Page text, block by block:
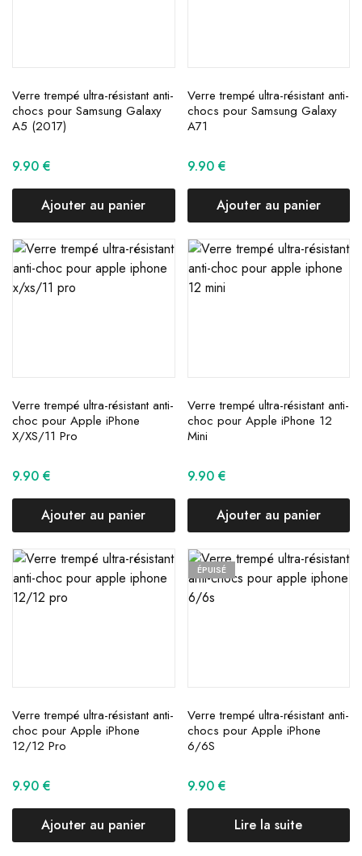
Verre trempé ultra-résistant anti-
chocs pour Samsung Galaxy
A5 (2017)
9.90 €
Ajouter au panier
Verre trempé ultra-résistant anti-
chocs pour Samsung Galaxy
A71
9.90 €
Ajouter au panier
Verre trempé ultra-résistant anti-
choc pour Apple iPhone
X/XS/11 Pro
9.90 €
Ajouter au panier
Verre trempé ultra-résistant anti-
choc pour Apple iPhone 12
Mini
9.90 €
Ajouter au panier
Verre trempé ultra-résistant anti-
choc pour Apple iPhone
12/12 Pro
9.90 €
Ajouter au panier
ÉPUISÉ
Verre trempé ultra-résistant anti-
chocs pour Apple iPhone
6/6S
9.90 €
Lire la suite